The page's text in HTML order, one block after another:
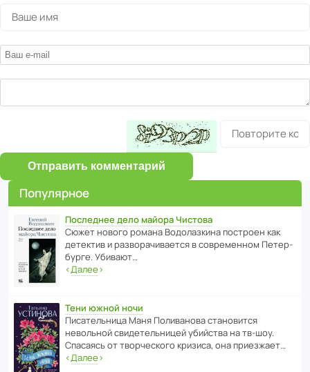
Отправить комментарий
Популярное
Последнее дело майора Чистова
Сюжет нового романа Водо­ла­з­кина пост­роен как
дете­ктив и разво­ра­чи­ва­ется в совре­менном Пете­р­
бурге. Убивают…
‹Далее›
Тени южной ночи
Писа­тель­ница Маня Поли­ва­нова стано­вится
невольной свиде­тель­ницей убийства на тв-шоу.
Спасаясь от твор­че­с­кого кризиса, она приезжает…
‹Далее›